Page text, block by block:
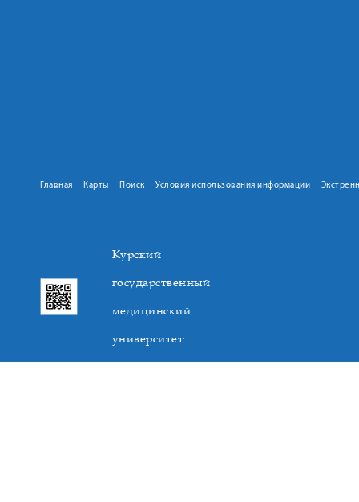
Главная Карты Поиск Условия использования информации
Курский
государственный
медицинский
университет